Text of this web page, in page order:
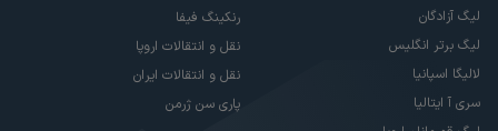
لیگ آزادگان
لیگ برتر انگلیس
لالیگا اسپانیا
سری آ ایتالیا
رنکینگ فیفا
نقل و انتقالات اروپا
نقل و انتقالات ایران
پاری سن ژرمن